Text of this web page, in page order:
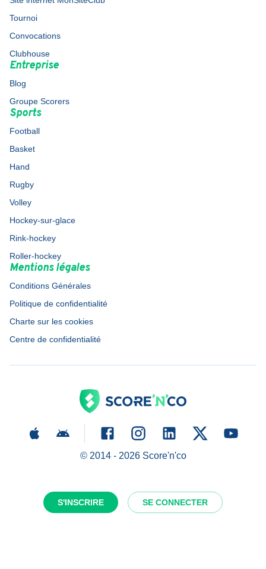
S'INSCRIRE SE CONNECTER
Tournoi
Convocations
Clubhouse
Entreprise
Blog
Groupe Scorers
Sports
Football
Basket
Hand
Rugby
Volley
Hockey-sur-glace
Rink-hockey
Roller-hockey
Mentions légales
Conditions Générales
Politique de confidentialité
Charte sur les cookies
Centre de confidentialité
© 2014 - 2026Score'n'co